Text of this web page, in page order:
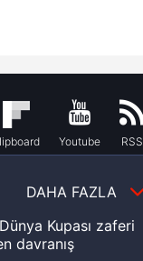
Youtube RSS
DAHA FAZLA
Kupası zaferi
davranış